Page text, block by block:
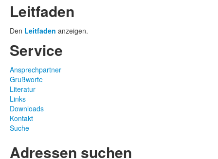
Leitfaden
Den Leitfaden anzeigen.
Service
Ansprechpartner
Grußworte
Literatur
Links
Downloads
Kontakt
Suche
Adressen suchen